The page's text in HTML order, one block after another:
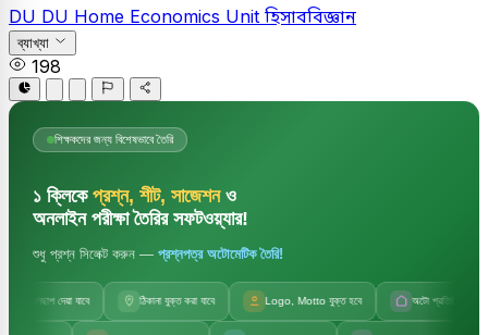
DU DU Home Economics Unit হিসাববিজ্ঞান
ব্যাখ্যা
198
শিক্ষকদের জন্য বিশেষভাবে তৈরি
১ ক্লিকে প্রশ্ন, শীট, সাজেশনও
অনলাইন পরীক্ষা তৈরির সফটওয়্যার!
শুধু প্রশ্ন সিলেক্ট করুন — প্রশ্নপত্র অটোমেটিক তৈরি!
জলছাপ দেয়া যাবে ঠিকানা যুক্ত করা যাবে Logo, Motto যুক্ত হবে অটো প্রতিষ্ঠানের নাম